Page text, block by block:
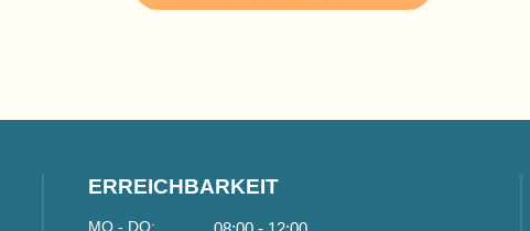
ERREICHBARKEIT
MO - DO: